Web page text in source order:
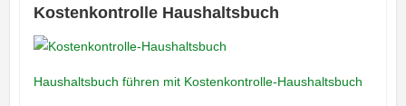
Kostenkontrolle Haushaltsbuch
Haushaltsbuch führen mit Kostenkontrolle-Haushaltsbuch